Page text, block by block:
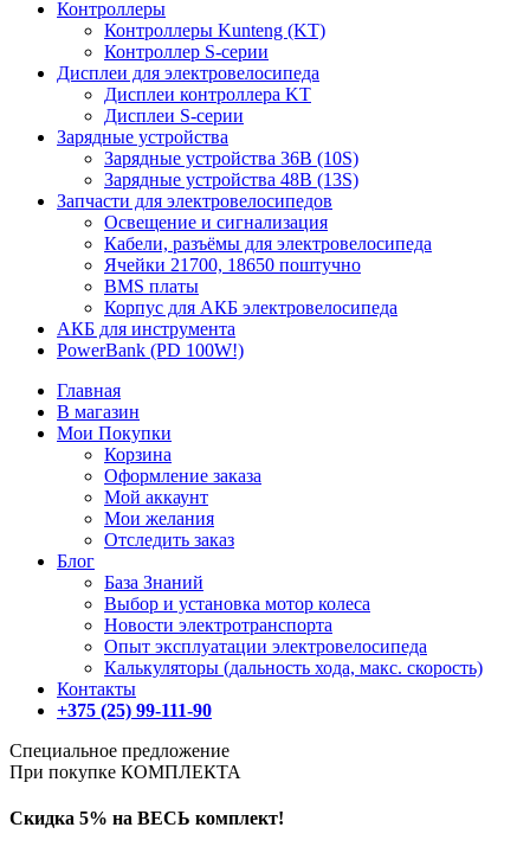
Контроллеры
Контроллеры Kunteng (KT)
Контроллер S-серии
Дисплеи для электровелосипеда
Дисплеи контроллера KT
Дисплеи S-серии
Зарядные устройства
Зарядные устройства 36В (10S)
Зарядные устройства 48В (13S)
Запчасти для электровелосипедов
Освещение и сигнализация
Кабели, разъёмы для электровелосипеда
Ячейки 21700, 18650 поштучно
BMS платы
Корпус для АКБ электровелосипеда
АКБ для инструмента
PowerBank (PD 100W!)
Главная
В магазин
Мои Покупки
Корзина
Оформление заказа
Мой аккаунт
Мои желания
Отследить заказ
Блог
База Знаний
Выбор и установка мотор колеса
Новости электротранспорта
Опыт эксплуатации электровелосипеда
Калькуляторы (дальность хода, макс. скорость)
Контакты
+375 (25) 99-111-90
Специальное предложение
При покупке КОМПЛЕКТА
Скидка 5% на ВЕСЬ комплект!